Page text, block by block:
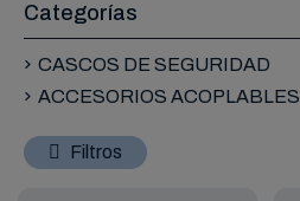
Filtros
Categorías
CASCOS DE SEGURIDAD
ACCESORIOS ACOPLABLES